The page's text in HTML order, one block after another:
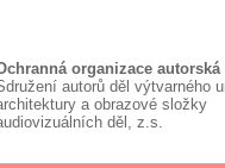
organizace autorská
autorů děl výtvarného
a obrazové složky
děl, z.s.